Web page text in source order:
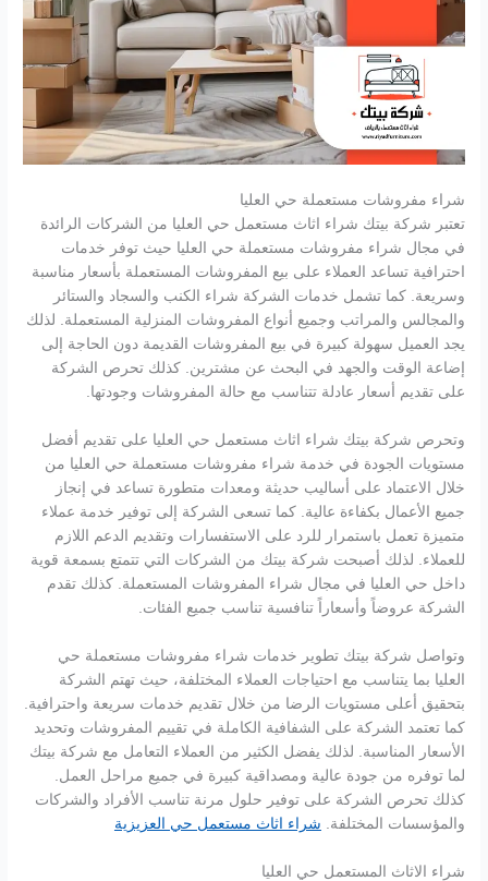
شراء مفروشات مستعملة حي العليا
تعتبر شركة بيتك شراء اثاث مستعمل حي العليا من الشركات الرائدة
في مجال شراء مفروشات مستعملة حي العليا حيث توفر خدمات
احترافية تساعد العملاء على بيع المفروشات المستعملة بأسعار مناسبة
وسريعة. كما تشمل خدمات الشركة شراء الكنب والسجاد والستائر
والمجالس والمراتب وجميع أنواع المفروشات المنزلية المستعملة. لذلك
يجد العميل سهولة كبيرة في بيع المفروشات القديمة دون الحاجة إلى
إضاعة الوقت والجهد في البحث عن مشترين. كذلك تحرص الشركة
على تقديم أسعار عادلة تتناسب مع حالة المفروشات وجودتها.
وتحرص شركة بيتك شراء اثاث مستعمل حي العليا على تقديم أفضل
مستويات الجودة في خدمة شراء مفروشات مستعملة حي العليا من
خلال الاعتماد على أساليب حديثة ومعدات متطورة تساعد في إنجاز
جميع الأعمال بكفاءة عالية. كما تسعى الشركة إلى توفير خدمة عملاء
متميزة تعمل باستمرار للرد على الاستفسارات وتقديم الدعم اللازم
للعملاء. لذلك أصبحت شركة بيتك من الشركات التي تتمتع بسمعة قوية
داخل حي العليا في مجال شراء المفروشات المستعملة. كذلك تقدم
الشركة عروضاً وأسعاراً تنافسية تناسب جميع الفئات.
وتواصل شركة بيتك تطوير خدمات شراء مفروشات مستعملة حي
العليا بما يتناسب مع احتياجات العملاء المختلفة، حيث تهتم الشركة
بتحقيق أعلى مستويات الرضا من خلال تقديم خدمات سريعة واحترافية.
كما تعتمد الشركة على الشفافية الكاملة في تقييم المفروشات وتحديد
الأسعار المناسبة. لذلك يفضل الكثير من العملاء التعامل مع شركة بيتك
لما توفره من جودة عالية ومصداقية كبيرة في جميع مراحل العمل.
كذلك تحرص الشركة على توفير حلول مرنة تناسب الأفراد والشركات
والمؤسسات المختلفة. شراء اثاث مستعمل حي العزيزية
شراء الاثاث المستعمل حي العليا